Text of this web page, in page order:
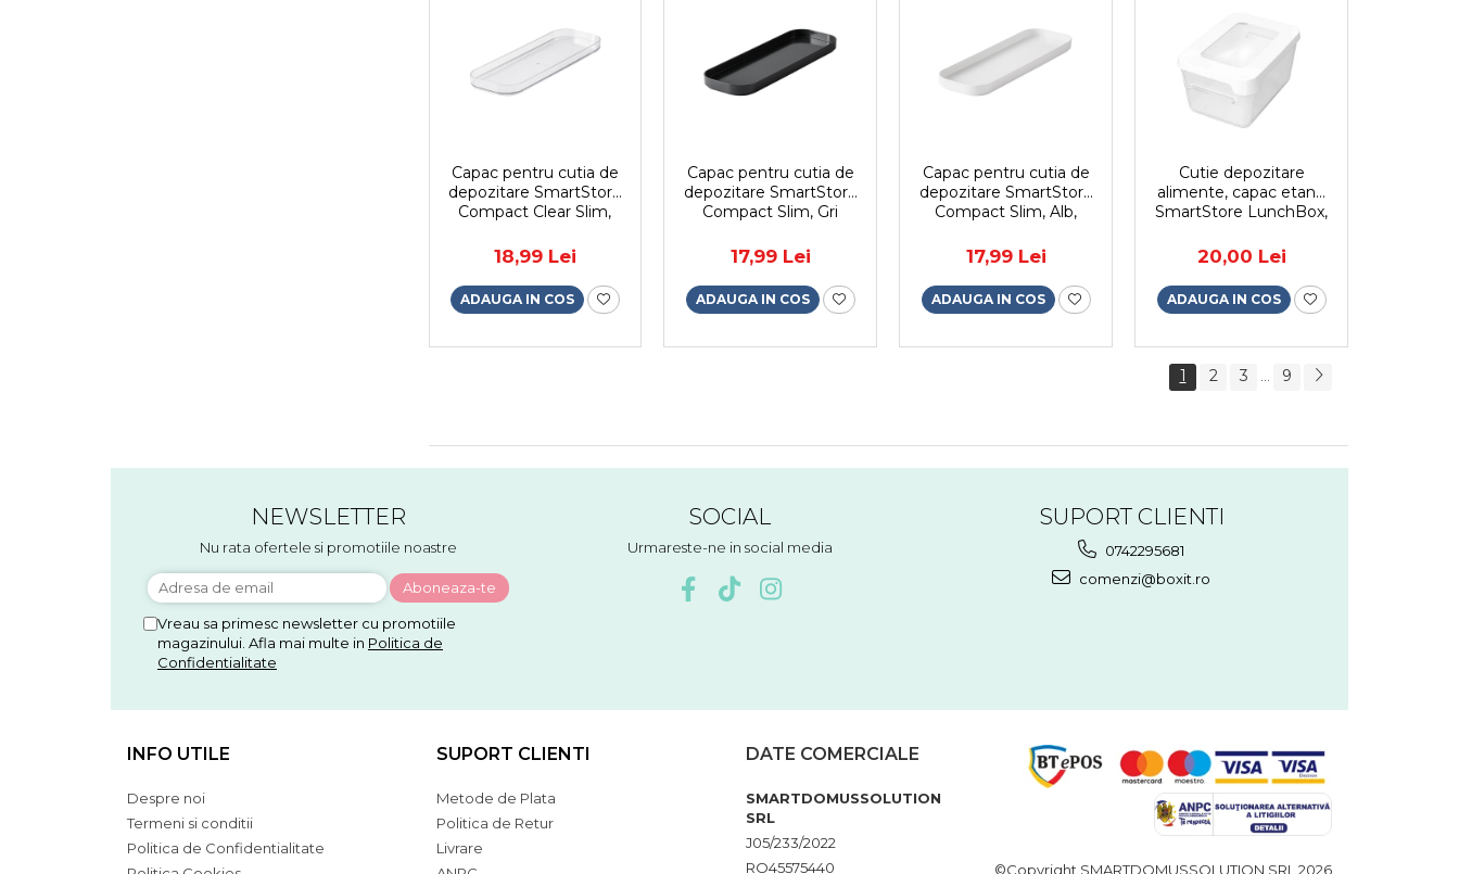
Capac pentru cutia de
depozitare SmartStore
Compact Clear Slim,
18,99 Lei
ADAUGA IN COS
Capac pentru cutia de
depozitare SmartStore
Compact Slim, Gri
cm
17,99 Lei
ADAUGA IN COS
Capac pentru cutia de
depozitare SmartStore
Compact Slim, Alb,
17,99 Lei
ADAUGA IN COS
Cutie depozitare
alimente, capac etans,
SmartStore LunchBox,
BPA, transparenta,
0.45L
20,00 Lei
ADAUGA IN COS
1 2 3 ... 9
NEWSLETTER
Nu rata ofertele si promotiile noastre
Vreau sa primesc newsletter cu promotiile
magazinului. Afla mai multe in Politica de
Confidentialitate
SOCIAL
Urmareste-ne in social media
SUPORT CLIENTI
0742295681
comenzi@boxit.ro
INFO UTILE
Despre noi
Termeni si conditii
Politica de Confidentialitate
SUPORT CLIENTI
Metode de Plata
Politica de Retur
Livrare
DATE COMERCIALE
SMARTDOMUSSOLUTION
SRL
J05/233/2022
RO45575440
©Copyright SMARTDOMUSSOLUTION SRL 2026